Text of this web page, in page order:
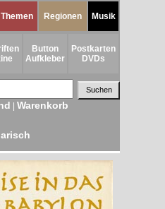
Themen Regionen Musik
Button
Aufkleber
Postkarten
DVDs
| Warenkorb